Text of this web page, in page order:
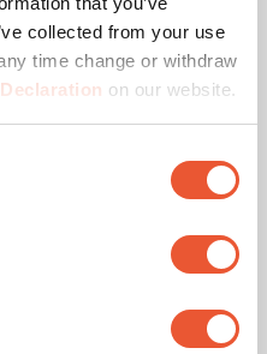
collected from your use
time change or withdraw
on our website.
200 mm x 200 mm, 200
mm x 300 mm, 300 mm
200 mm, 300 mm x
300 mm, 400 mm x 200
mm x 400 mm, 400
mm x 500 mm, 400 mm
x 600 mm, 400 mm x
700 mm, 400 mm x 800
500 mm x 300 mm, 500
mm x 400 mm, 600 mm
300 mm, 600 mm x 400
mm, 600 mm x 600 mm,